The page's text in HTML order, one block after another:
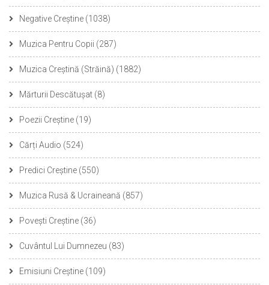
Negative Creștine (1038)
Muzica Pentru Copii (287)
Muzica Creștină (Străină) (1882)
Mărturii Descătușat (8)
Poezii Creștine (19)
Cărți Audio (524)
Predici Creștine (550)
Muzica Rusă & Ucraineană (857)
Povești Creștine (36)
Cuvântul Lui Dumnezeu (83)
Emisiuni Creștine (109)